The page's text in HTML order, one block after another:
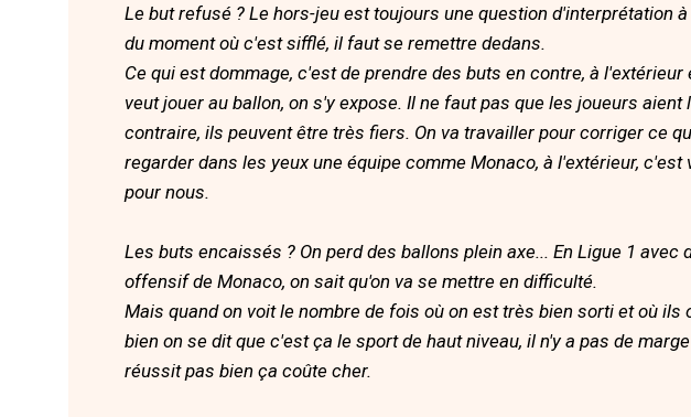
Le but refusé ? Le hors-jeu est toujours une question d'interprétation
du moment où c'est sifflé, il faut se remettre dedans.
Ce qui est dommage, c'est de prendre des buts en contre, à
veut jouer au ballon, on s'y expose. Il ne faut pas que les joueurs aient
contraire, ils peuvent être très fiers. On va travailler pour corriger ce
regarder dans les yeux une équipe comme Monaco, à l'extérieur, c'est
pour nous.
Les buts encaissés ? On perd des ballons plein axe... En Ligue 1 avec
offensif de Monaco, on sait qu'on va se mettre en difficulté.
Mais quand on voit le nombre de fois où on est très bien sorti et où ils
bien on se dit que c'est ça le sport de haut niveau, il n'y a pas de
réussit pas bien ça coûte cher.